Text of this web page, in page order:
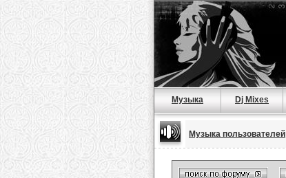
Музыка Dj Mixes
Музыка пользователей